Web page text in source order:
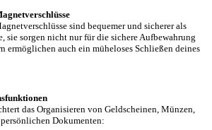
sind bequemer und sicherer als
sie sorgen nicht nur für die sichere Aufbewahrung
ermöglichen auch ein müheloses Schließen deines
das Organisieren von Geldscheinen, Münzen,
Dokumenten: